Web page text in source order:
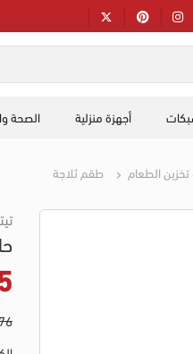
أجهزة منزلية الصحة
الطعام طقم ثلاجة
76